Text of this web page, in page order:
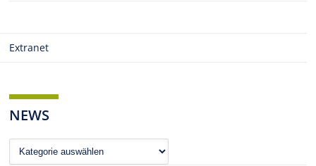
Extranet
NEWS
News